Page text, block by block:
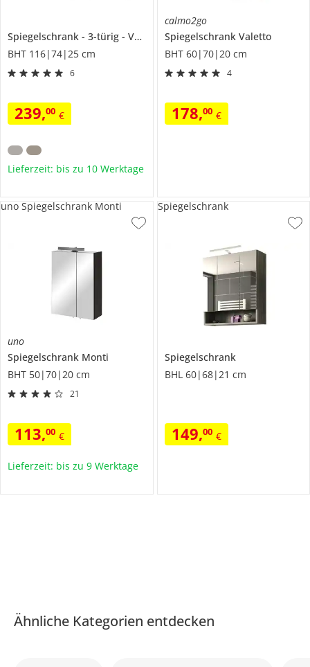
Spiegelschrank 3-türig
Varese
BHT 116|74|25 cm
6
239,00 €
Lieferzeit: bis zu 10 Werktage
calmo2go
Spiegelschrank Valetto
BHT 60|70|20 cm
4
178,00 €
uno
Spiegelschrank Monti
BHT 50|70|20 cm
21
113,00 €
uno Spiegelschrank Monti
Lieferzeit: bis zu 9 Werktage
Spiegelschrank
BHL 60|68|21 cm
149,00 €
Spiegelschrank
Ähnliche Kategorien entdecken